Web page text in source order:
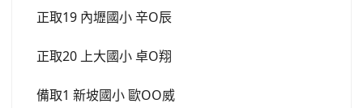
正取19 內壢國小 辛O辰
正取20 上大國小 卓O翔
備取1 新坡國小 歐OO威